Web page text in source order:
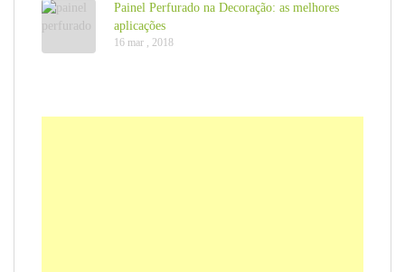
Painel Perfurado na Decoração: as melhores
aplicações
16 mar , 2018